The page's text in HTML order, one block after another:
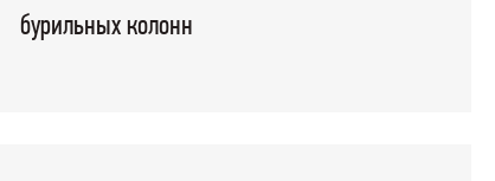
бурильных колонн